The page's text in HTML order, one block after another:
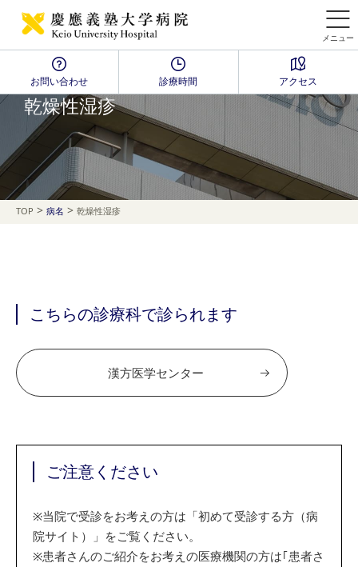
メニュー
お問い合わせ 診療時間 アクセス
Disease Name Search
乾燥性湿疹
TOP > 病名 > 乾燥性湿疹
こちらの診療科で診られます
漢方医学センター
ご注意ください
※当院で受診をお考えの方は「初めて受診する方（病
院サイト）」をご覧ください。
※患者さんのご紹介をお考えの医療機関の方は｢患者さ